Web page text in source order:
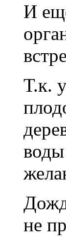
И
Т.к.
не